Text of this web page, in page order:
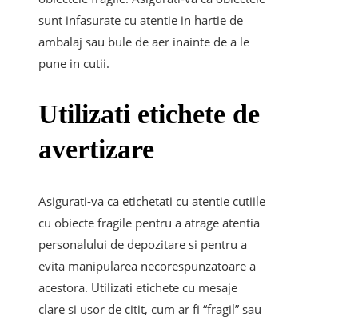
sunt infasurate cu atentie in hartie de
ambalaj sau bule de aer inainte de a le
pune in cutii.
Utilizati etichete de
avertizare
Asigurati-va ca etichetati cu atentie cutiile
cu obiecte fragile pentru a atrage atentia
personalului de depozitare si pentru a
evita manipularea necorespunzatoare a
acestora. Utilizati etichete cu mesaje
clare si usor de citit, cum ar fi “fragil” sau